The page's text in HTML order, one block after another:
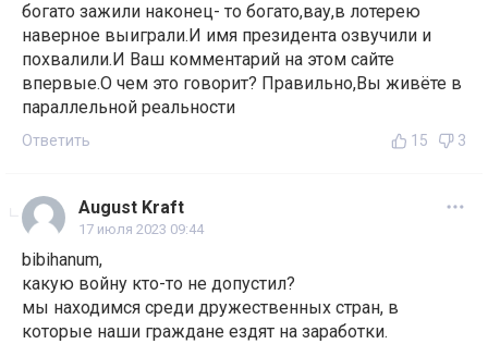
богато зажили наконец- то богато,вау,в лотерею
наверное выиграли.И имя президента озвучили и
похвалили.И Ваш комментарий на этом сайте
впервые.О чем это говорит? Правильно,Вы живёте в
параллельной реальности
Ответить 15 3
August Kraft
17 июля 2023 09:44
bibihanum,
какую войну кто-то не допустил?
мы находимся среди дружественных стран, в
которые наши граждане ездят на заработки.